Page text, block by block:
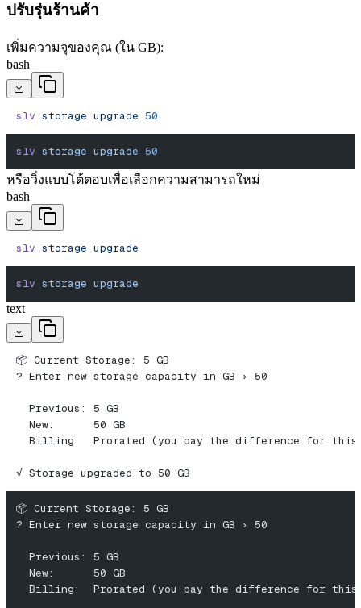
ปรับรุ่นร้านค้า
เพิ่มความจุของคุณ (ใน GB):
bash
slv storage upgrade 50
slv storage upgrade 50
หรือวิ่งแบบโต้ตอบเพื่อเลือกความสามารถใหม่
bash
slv storage upgrade
slv storage upgrade
text
📦 Current Storage: 5 GB
? Enter new storage capacity in GB › 50
  Previous: 5 GB
  New:      50 GB
Billing:  Prorated (you pay the difference for
√ Storage upgraded to 50 GB
📦 Current Storage: 5 GB
? Enter new storage capacity in GB › 50
  Previous: 5 GB
  New:      50 GB
Billing:  Prorated (you pay the difference for